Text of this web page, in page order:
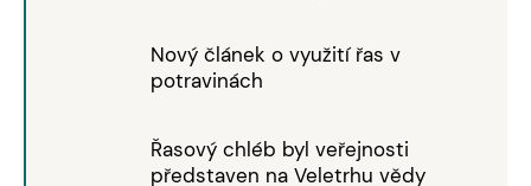
Nový článek o využití řas v
potravinách
Řasový chléb byl veřejnosti
představen na Veletrhu vědy